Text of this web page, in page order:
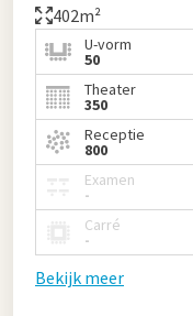
402m²
U-vorm
50
Theater
350
Receptie
800
Examen
-
Carré
-
Bekijk meer